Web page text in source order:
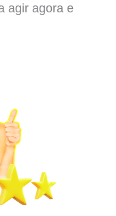
agir agora e